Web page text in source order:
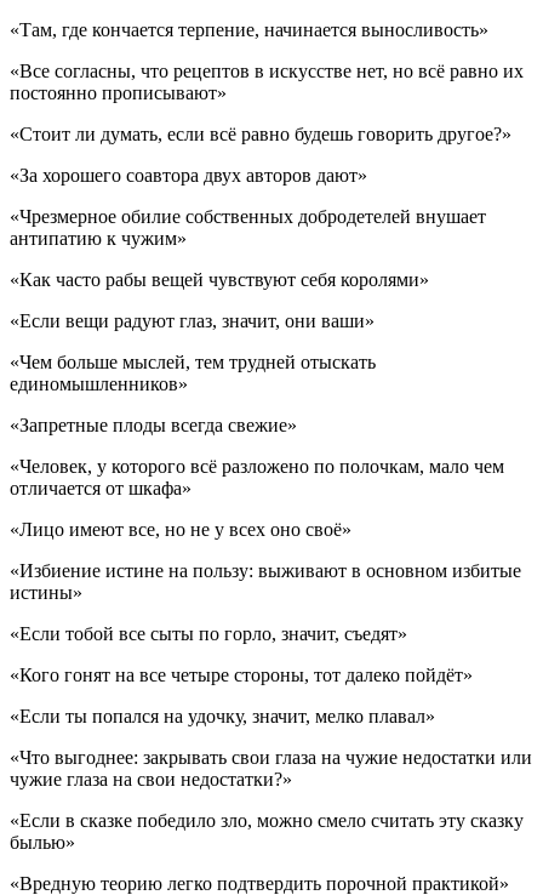
«Там, где кончается терпение, начинается выносливость»
«Все согласны, что рецептов в искусстве нет, но всё равно их
постоянно прописывают»
«Стоит ли думать, если всё равно будешь говорить другое?»
«За хорошего соавтора двух авторов дают»
«Чрезмерное обилие собственных добродетелей внушает
антипатию к чужим»
«Как часто рабы вещей чувствуют себя королями»
«Если вещи радуют глаз, значит, они ваши»
«Чем больше мыслей, тем трудней отыскать
единомышленников»
«Запретные плоды всегда свежие»
«Человек, у которого всё разложено по полочкам, мало чем
отличается от шкафа»
«Лицо имеют все, но не у всех оно своё»
«Избиение истине на пользу: выживают в основном избитые
истины»
«Если тобой все сыты по горло, значит, съедят»
«Кого гонят на все четыре стороны, тот далеко пойдёт»
«Если ты попался на удочку, значит, мелко плавал»
«Что выгоднее: закрывать свои глаза на чужие недостатки или
чужие глаза на свои недостатки?»
«Если в сказке победило зло, можно смело считать эту сказку
былью»
«Вредную теорию легко подтвердить порочной практикой»